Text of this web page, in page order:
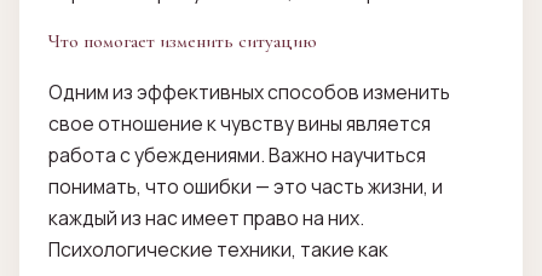
Что помогает изменить ситуацию
Одним из эффективных способов изменить
свое отношение к чувству вины является
работа с убеждениями. Важно научиться
понимать, что ошибки — это часть жизни, и
каждый из нас имеет право на них.
Психологические техники, такие как